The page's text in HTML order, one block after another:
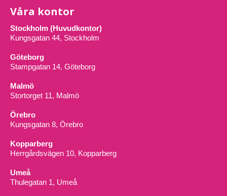
Våra kontor
Stockholm (Huvudkontor)
Kungsgatan 44, Stockholm
Göteborg
Stampgatan 14, Göteborg
Malmö
Stortorget 11, Malmö
Örebro
Kungsgatan 8, Örebro
Kopparberg
Herrgårdsvägen 10, Kopparberg
Umeå
Thulegatan 1, Umeå